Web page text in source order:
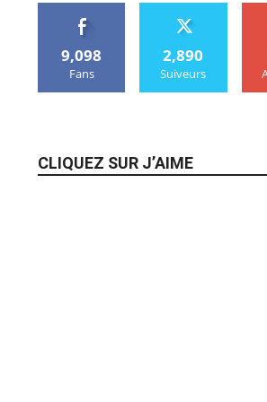
9,098
Fans
2,890
Suiveurs
CLIQUEZ SUR J’AIME